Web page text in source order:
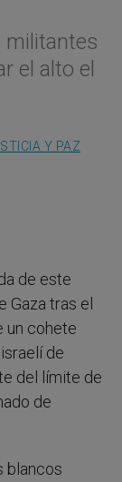
militantes
el alto el
Y PAZ
de este
tras el
un cohete
de
del límite de
de
blancos